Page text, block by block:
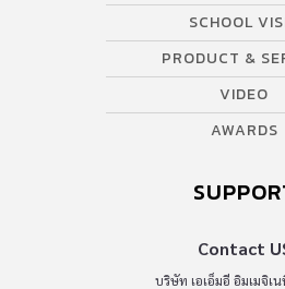
SCHOOL
PRODUCT &
VIDEO
AWARDS
Contact
บริษัท เอเอ็มอี อิมเมจิเ